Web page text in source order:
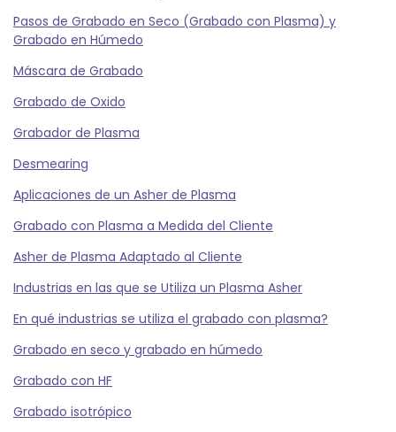
Pasos de Grabado en Seco (Grabado con Plasma) y
Grabado en Húmedo
Máscara de Grabado
Grabado de Oxido
Grabador de Plasma
Desmearing
Aplicaciones de un Asher de Plasma
Grabado con Plasma a Medida del Cliente
Asher de Plasma Adaptado al Cliente
Industrias en las que se Utiliza un Plasma Asher
En qué industrias se utiliza el grabado con plasma?
Grabado en seco y grabado en húmedo
Grabado con HF
Grabado isotrópico